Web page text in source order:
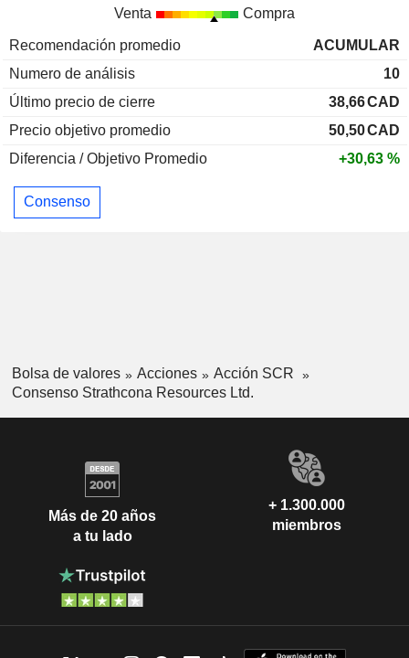
Venta Compra
Recomendación promedio
ACUMULAR
Numero de análisis
10
Último precio de cierre
38,66CAD
Precio objetivo promedio
50,50CAD
Diferencia / Objetivo Promedio
+30,63 %
Consenso
Bolsa de valores Acciones
Acción SCR
Consenso Strathcona Resources Ltd.
Más de 20 años
a tu lado
+ 1.300.000
miembros